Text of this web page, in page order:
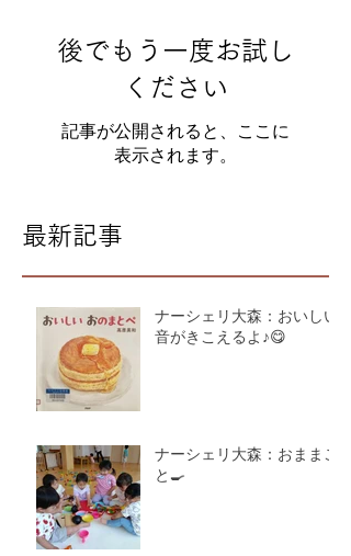
後でもう一度お試し
ください
記事が公開されると、ここに
表示されます。
最新記事
ナーシェリ大森：おいしい
音がきこえるよ♪😋
ナーシェリ大森：おままご
と🍳